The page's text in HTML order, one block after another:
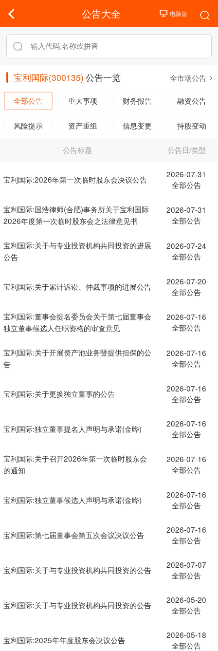
公告大全
宝利国际(300135) 公告一览 全市场公告
全部公告 重大事项 财务报告 融资公告
风险提示 资产重组 信息变更 持股变动
公告标题 公告日/类型
宝利国际:2026年第一次临时股东会决议公告
2026-07-31
全部公告
宝利国际:国浩律师(合肥)事务所关于宝利国际
2026年度第一次临时股东会之法律意见书
2026-07-31
全部公告
宝利国际:关于与专业投资机构共同投资的进展
公告
2026-07-24
全部公告
宝利国际:关于累计诉讼、仲裁事项的进展公告
2026-07-20
全部公告
宝利国际:董事会提名委员会关于第七届董事会
独立董事候选人任职资格的审查意见
2026-07-16
全部公告
宝利国际:关于开展资产池业务暨提供担保的公
告
2026-07-16
全部公告
宝利国际:关于更换独立董事的公告
2026-07-16
全部公告
宝利国际:独立董事提名人声明与承诺(金晔)
2026-07-16
全部公告
宝利国际:关于召开2026年第一次临时股东会
的通知
2026-07-16
全部公告
宝利国际:独立董事候选人声明与承诺(金晔)
2026-07-16
全部公告
宝利国际:第七届董事会第五次会议决议公告
2026-07-16
全部公告
宝利国际:关于与专业投资机构共同投资的公告
2026-07-07
全部公告
宝利国际:关于与专业投资机构共同投资的公告
2026-05-20
全部公告
宝利国际:2025年年度股东会决议公告
2026-05-18
全部公告